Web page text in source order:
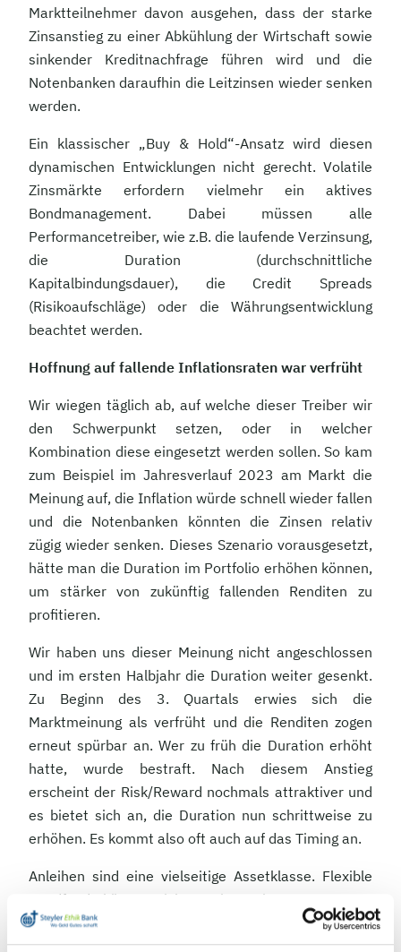
Marktteilnehmer davon ausgehen, dass der starke
Zinsanstieg zu einer Abkühlung der Wirtschaft sowie
sinkender Kreditnachfrage führen wird und die
Notenbanken daraufhin die Leitzinsen wieder senken
werden.
Ein klassischer „Buy & Hold“-Ansatz wird diesen
dynamischen Entwicklungen nicht gerecht. Volatile
Zinsmärkte erfordern vielmehr ein aktives
Bondmanagement. Dabei müssen alle
Performancetreiber, wie z.B. die laufende Verzinsung,
die Duration (durchschnittliche
Kapitalbindungsdauer), die Credit Spreads
(Risikoaufschläge) oder die Währungsentwicklung
beachtet werden.
Hoffnung auf fallende Inflationsraten war verfrüht
Wir wiegen täglich ab, auf welche dieser Treiber wir
den Schwerpunkt setzen, oder in welcher
Kombination diese eingesetzt werden sollen. So kam
zum Beispiel im Jahresverlauf 2023 am Markt die
Meinung auf, die Inflation würde schnell wieder fallen
und die Notenbanken könnten die Zinsen relativ
zügig wieder senken. Dieses Szenario vorausgesetzt,
hätte man die Duration im Portfolio erhöhen können,
um stärker von zukünftig fallenden Renditen zu
profitieren.
Wir haben uns dieser Meinung nicht angeschlossen
und im ersten Halbjahr die Duration weiter gesenkt.
Zu Beginn des 3. Quartals erwies sich die
Marktmeinung als verfrüht und die Renditen zogen
erneut spürbar an. Wer zu früh die Duration erhöht
hatte, wurde bestraft. Nach diesem Anstieg
erscheint der Risk/Reward nochmals attraktiver und
es bietet sich an, die Duration nun schrittweise zu
erhöhen. Es kommt also oft auch auf das Timing an.
Anleihen sind eine vielseitige Assetklasse. Flexible
Bondfonds können nicht nur in Papiere von Staaten
und staatsnahen Emittenten, sondern auch in
Anleihen von Unternehmen und Finanzinstituten